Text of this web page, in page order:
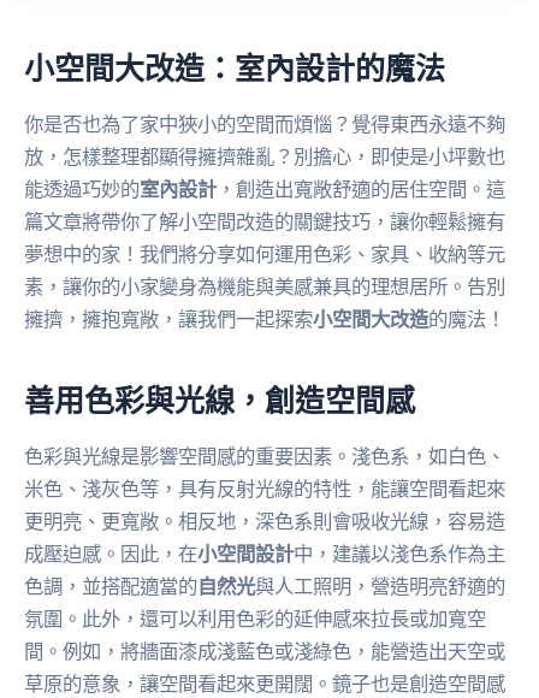
小空間大改造：室內設計的魔法
你是否也為了家中狹小的空間而煩惱？覺得東西永遠不夠
放，怎樣整理都顯得擁擠雜亂？別擔心，即使是小坪數也
能透過巧妙的室內設計，創造出寬敞舒適的居住空間。這
篇文章將帶你了解小空間改造的關鍵技巧，讓你輕鬆擁有
夢想中的家！我們將分享如何運用色彩、家具、收納等元
素，讓你的小家變身為機能與美感兼具的理想居所。告別
擁擠，擁抱寬敞，讓我們一起探索小空間大改造的魔法！
善用色彩與光線，創造空間感
色彩與光線是影響空間感的重要因素。淺色系，如白色、
米色、淺灰色等，具有反射光線的特性，能讓空間看起來
更明亮、更寬敞。相反地，深色系則會吸收光線，容易造
成壓迫感。因此，在小空間設計中，建議以淺色系作為主
色調，並搭配適當的自然光與人工照明，營造明亮舒適的
氛圍。此外，還可以利用色彩的延伸感來拉長或加寬空
間。例如，將牆面漆成淺藍色或淺綠色，能營造出天空或
草原的意象，讓空間看起來更開闊。鏡子也是創造空間感